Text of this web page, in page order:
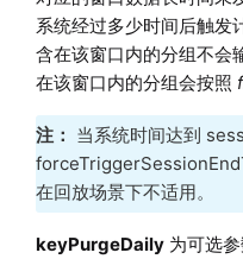
系统经过多少时间后触发
含在该窗口内的分组不会
在该窗口内的分组会按照
注： 当系统时间达到
在回放场景下不适用。
keyPurgeDaily为可选参